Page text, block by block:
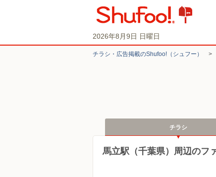
2026年8月9日 日曜日
チラシ・​広告掲載の​Shufoo!​（シュフー） >
チラシ
馬立駅（千葉県）周辺のフ